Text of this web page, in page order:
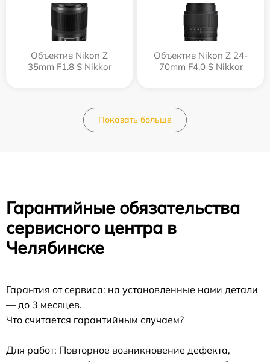
Объектив Nikon Z
35mm F1.8 S Nikkor
Объектив Nikon Z 24-
70mm F4.0 S Nikkor
Показать больше
Гарантийные обязательства
сервисного центра в
Челябинске
Гарантия от сервиса: на установленные нами детали
— до 3 месяцев.
Что считается гарантийным случаем?
Для работ: Повторное возникновение дефекта,